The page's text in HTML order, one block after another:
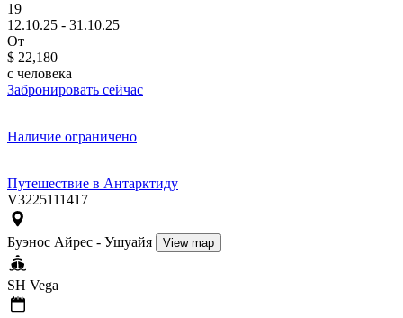
19
12.10.25 - 31.10.25
От
$ 22,180
c человека
Забронировать сейчас
Наличие ограничено
Путешествие в Антарктиду
V3225111417
Буэнос Айрес - Ушуайя View map
SH Vega